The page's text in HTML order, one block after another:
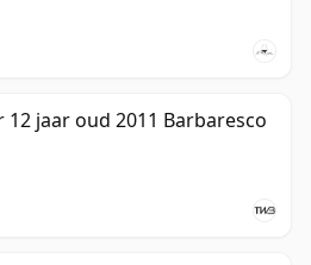
12 jaar oud 2011 Barbaresco